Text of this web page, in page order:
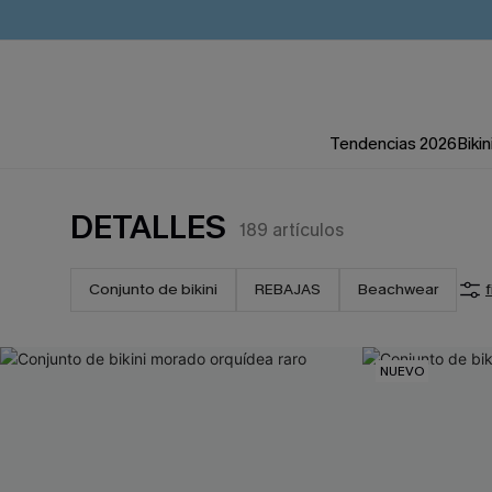
Tendencias 2026
DETALLES 189 artículos
Conjunto de bikini REBAJAS Beachwear
NUEVO